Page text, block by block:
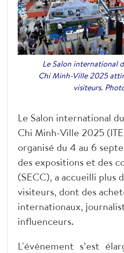
Le Salon international
Chi Minh-Ville 2025
visiteurs.
Le Salon international
Chi Minh-Ville 2025
organisé du 4 au 6
des expositions et des
(SECC), a accueilli plus
visiteurs, dont des
internationaux,
influenceurs.
L'événement s’est